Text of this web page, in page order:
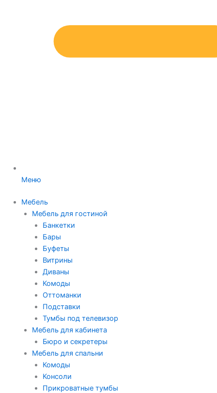
Меню
Мебель
Мебель для гостиной
Банкетки
Бары
Буфеты
Витрины
Диваны
Комоды
Оттоманки
Подставки
Тумбы под телевизор
Мебель для кабинета
Бюро и секретеры
Мебель для спальни
Комоды
Консоли
Прикроватные тумбы